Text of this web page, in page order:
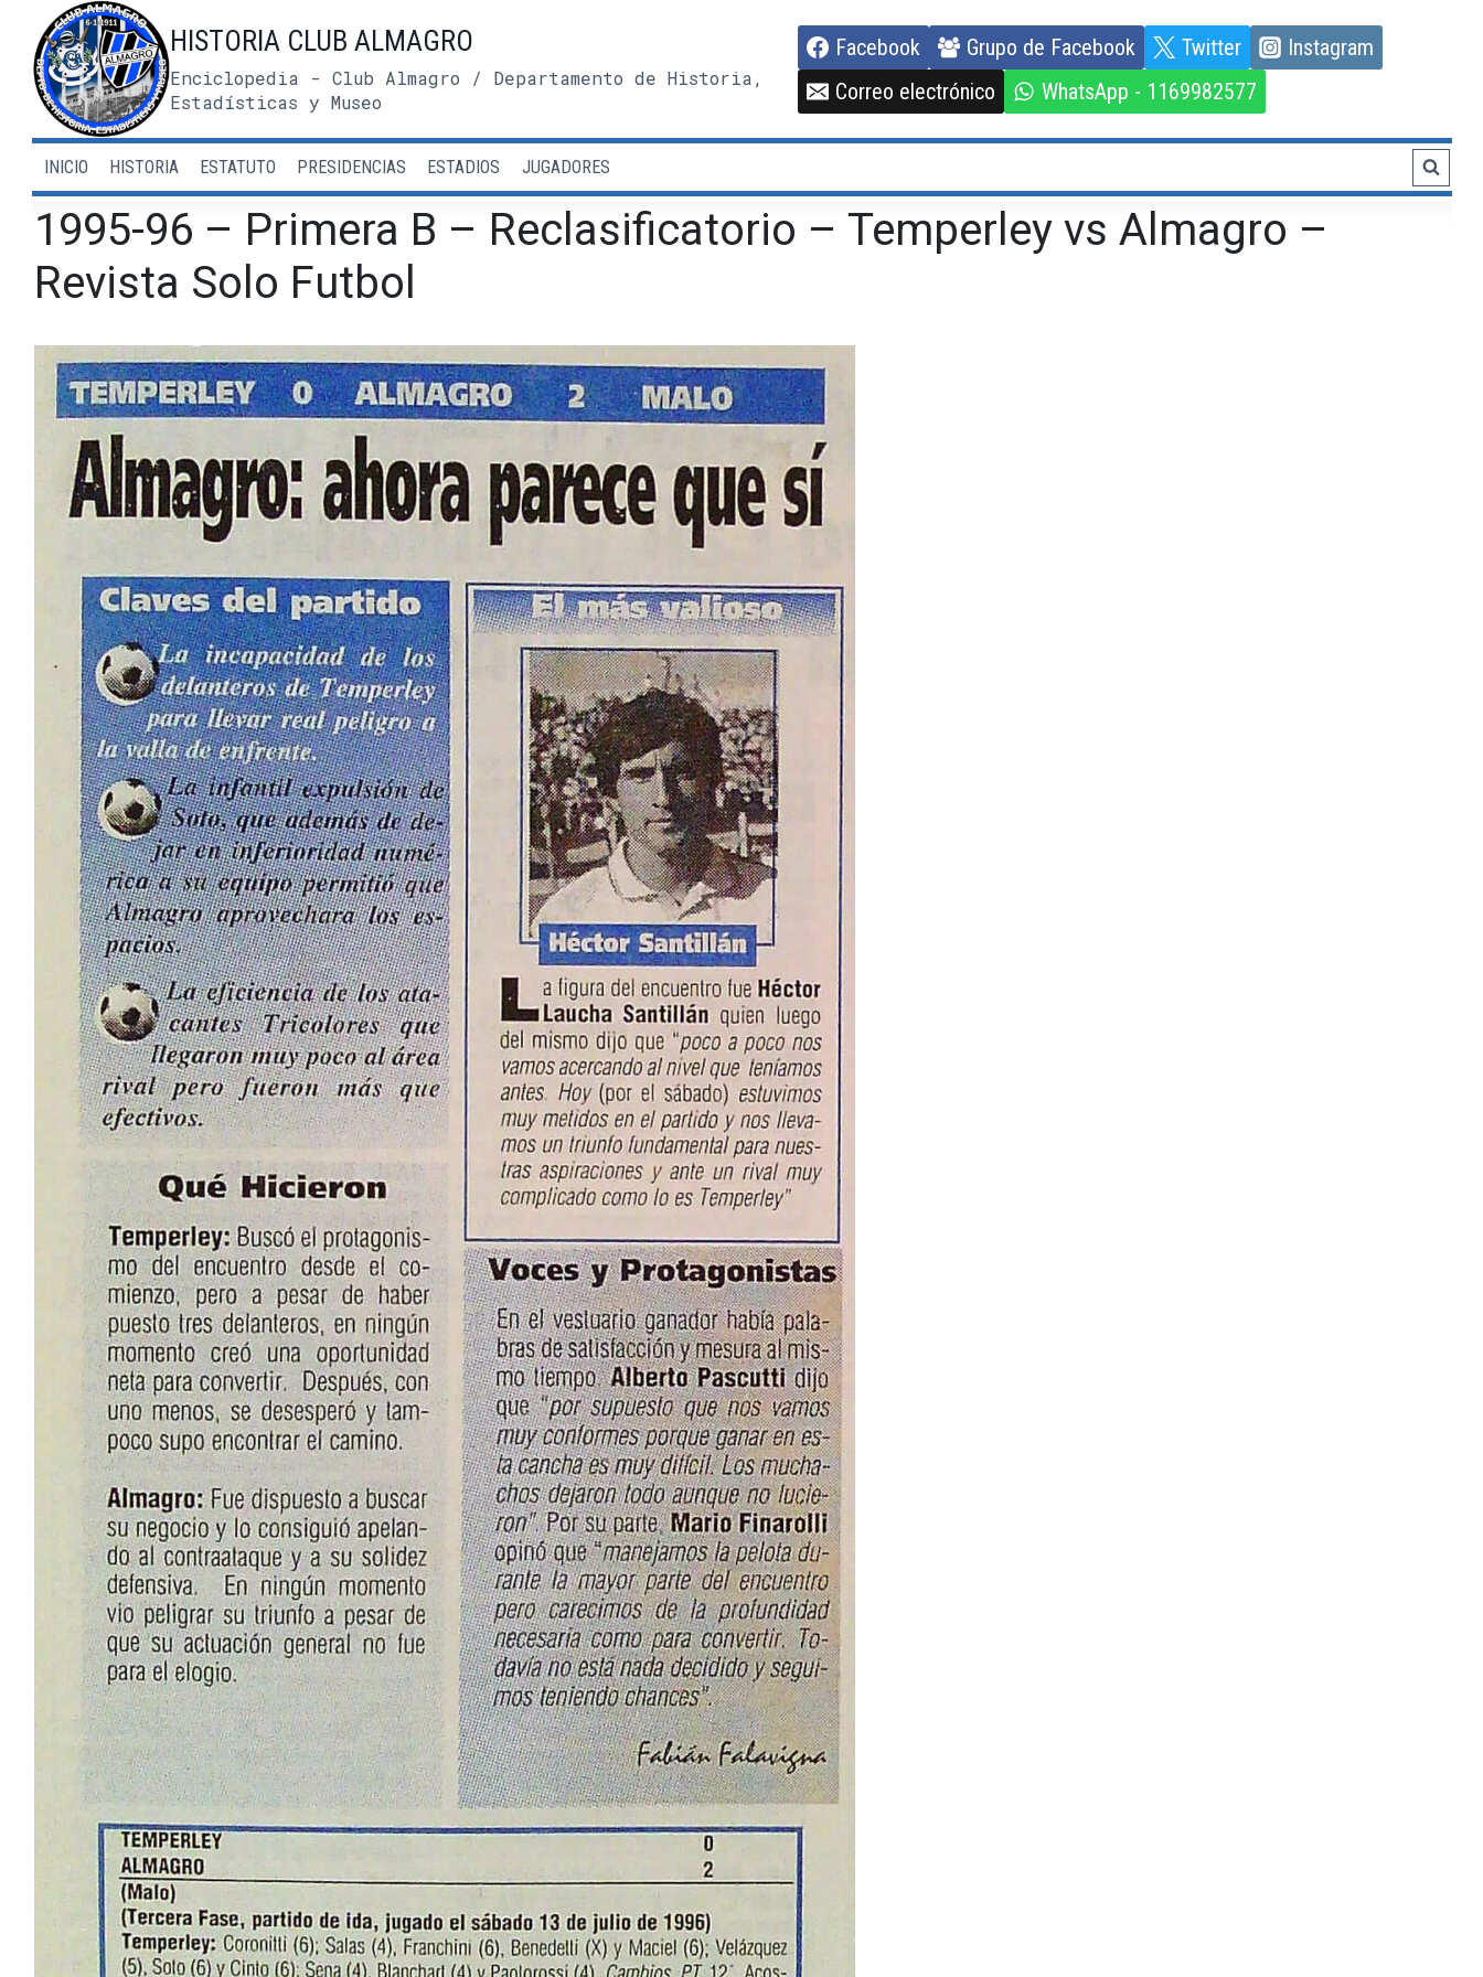
contenido
HISTORIA CLUB ALMAGRO
Enciclopedia - Club Almagro / Departamento de Historia,
Estadísticas y Museo
Facebook Grupo de Facebook Twitter
Instagram
Correo electrónico
WhatsApp - 1169982577
INICIO HISTORIA ESTATUTO PRESIDENCIAS ESTADIOS JUGADORES
1995-96 – Primera B – Reclasificatorio – Temperley vs Almagro –
Revista Solo Futbol